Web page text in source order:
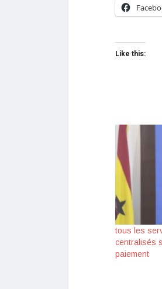
Like this:
tous les
centralisés
paiement